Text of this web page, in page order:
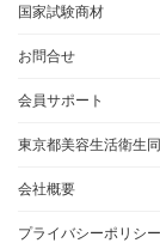
国家試験商材
お問合せ
会員サポート
東京都美容生活衛生
会社概要
プライバシーポリシー